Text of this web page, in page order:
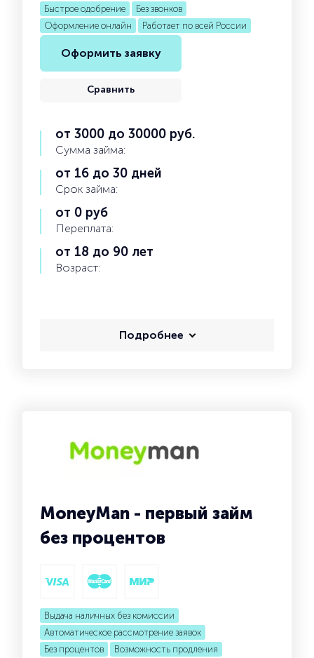
Быстрое одобрение
Без звонков
Оформление онлайн
Работает по всей России
Оформить заявку
Сравнить
от 3000 до 30000 руб.
Сумма займа:
от 16 до 30 дней
Срок займа:
от 0 руб
Переплата:
от 18 до 90 лет
Возраст:
Подробнее
MoneyMan - первый займ
без процентов
Выдача наличных без комиссии
Автоматическое рассмотрение заявок
Без процентов
Возможность продления